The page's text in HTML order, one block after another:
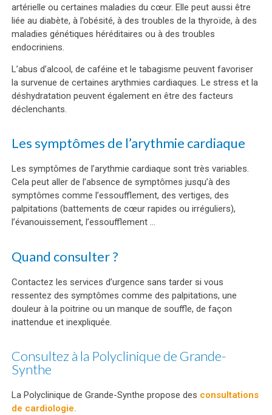
artérielle ou certaines maladies du cœur. Elle peut aussi être
liée au diabète, à l’obésité, à des troubles de la thyroïde, à des
maladies génétiques héréditaires ou à des troubles
endocriniens.
L’abus d’alcool, de caféine et le tabagisme peuvent favoriser
la survenue de certaines arythmies cardiaques. Le stress et la
déshydratation peuvent également en être des facteurs
déclenchants.
Les symptômes de l’arythmie cardiaque
Les symptômes de l’arythmie cardiaque sont très variables.
Cela peut aller de l’absence de symptômes jusqu’à des
symptômes comme l’essoufflement, des vertiges, des
palpitations (battements de cœur rapides ou irréguliers),
l’évanouissement, l’essoufflement …
Quand consulter ?
Contactez les services d’urgence sans tarder si vous
ressentez des symptômes comme des palpitations, une
douleur à la poitrine ou un manque de souffle, de façon
inattendue et inexpliquée.
Consultez à la Polyclinique de Grande-
Synthe
La Polyclinique de Grande-Synthe propose des consultations
de cardiologie.